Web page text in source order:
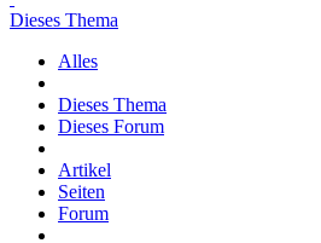
Dieses Thema
Alles
Dieses Thema
Dieses Forum
Artikel
Seiten
Forum